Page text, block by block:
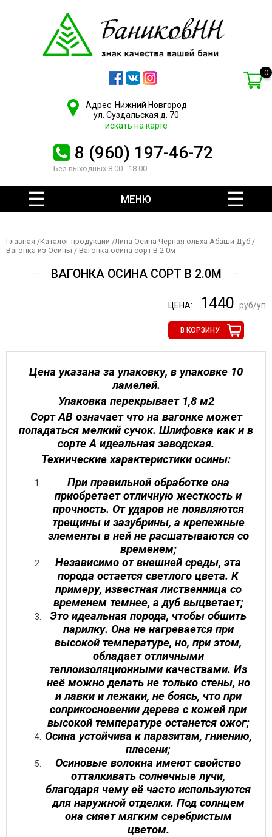
Адрес: Нижний Новгород
ул. Суздальская д. 70
искать на карте
8 (960) 197-46-72
Без выходных 8.00 - 18.00
0
МЕНЮ
Главная /Каталог продукции /Липа Осина Черная ольха Абаши Дуб /
Вагонка из Осины / Вагонка осина сорт В 2.0м
ВАГОНКА ОСИНА СОРТ В 2.0М
ЦЕНА: 1440 руб/уп
В КОРЗИНУ
Цена указана за упаковку, в упаковке 10
ламелей.
Упаковка перекрывает 1,8 м2
Сорт АВ означает что на вагонке может
попадаться мелкий сучок. Шлифовка как и в
сорте А идеальная заводская.
Технические характеристики осины:
При правильной обработке она
приобретает отличную жесткость и
прочность. От ударов не появляются
трещины и зазубрины, а крепежные
элементы в ней не расшатываются со
временем;
Независимо от внешней среды, эта
порода остается светлого цвета. К
примеру, известная лиственница со
временем темнее, а дуб выцветает;
Это идеальная порода, чтобы обшить
парилку. Она не нагревается при
высокой температуре, но, при этом,
обладает отличными
теплоизоляционными качествами. Из
неё можно делать не только стены, но
и лавки и лежаки, не боясь, что при
соприкосновении дерева с кожей при
высокой температуре останется ожог;
Осина устойчива к паразитам, гниению,
плесени;
Осиновые волокна имеют свойство
отталкивать солнечные лучи,
благодаря чему её часто используются
для наружной отделки. Под солнцем
она сияет мягким серебристым
цветом.